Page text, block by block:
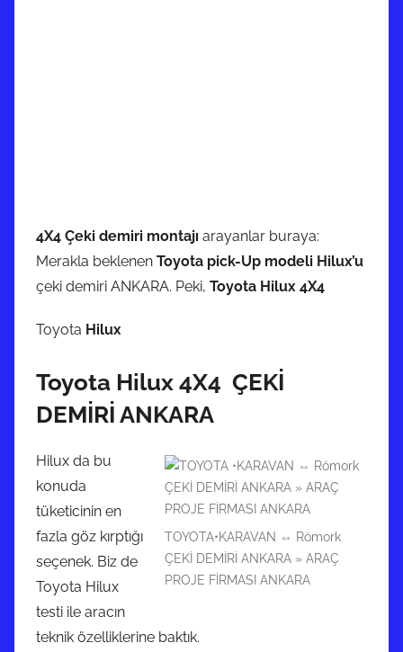
4X4 Çeki demiri montajı arayanlar buraya:
Merakla beklenen Toyota pick-Up modeli Hilux’u
çeki demiri ANKARA. Peki, Toyota Hilux 4X4
Toyota Hilux
Toyota Hilux 4X4 ÇEKİ
DEMİRİ ANKARA
TOYOTA•KARAVAN ⇔ Römork
ÇEKİ DEMİRİ ANKARA » ARAÇ
PROJE FİRMASI ANKARA
Hilux da bu
konuda
tüketicinin en
fazla göz kırptığı
seçenek. Biz de
Toyota Hilux
testi ile aracın
teknik özelliklerine baktık.